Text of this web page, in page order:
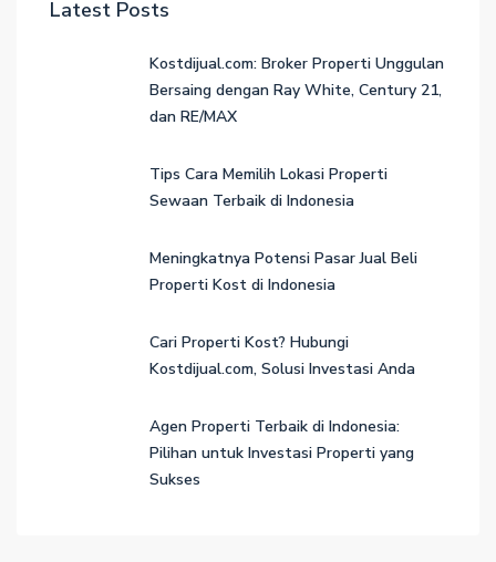
Latest Posts
Kostdijual.com: Broker Properti Unggulan
Bersaing dengan Ray White, Century 21,
dan RE/MAX
Tips Cara Memilih Lokasi Properti
Sewaan Terbaik di Indonesia
Meningkatnya Potensi Pasar Jual Beli
Properti Kost di Indonesia
Cari Properti Kost? Hubungi
Kostdijual.com, Solusi Investasi Anda
Agen Properti Terbaik di Indonesia:
Pilihan untuk Investasi Properti yang
Sukses